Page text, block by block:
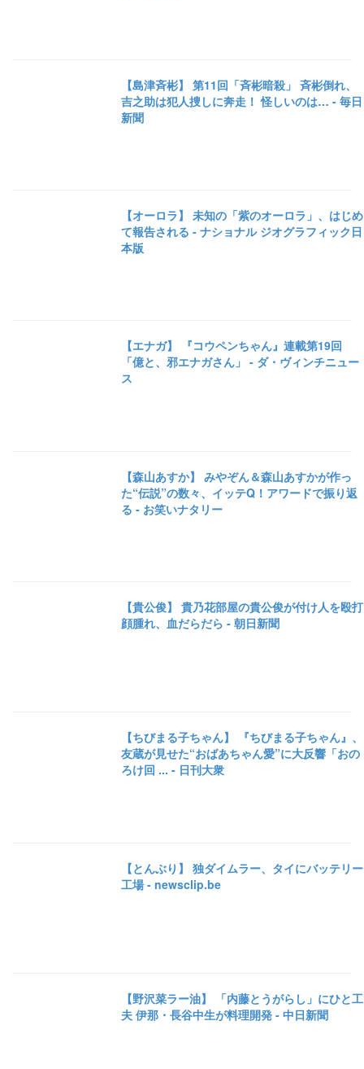
【島津斉彬】 第11回「斉彬暗殺」 斉彬倒れ、
吉之助は犯人捜しに奔走！ 怪しいのは… - 毎日
新聞
【オーロラ】 未知の「紫のオーロラ」、はじめ
て報告される - ナショナル ジオグラフィック日
本版
【エナガ】 『コウペンちゃん』連載第19回
「億と、邪エナガさん」 - ダ・ヴィンチニュー
ス
【森山あすか】 みやぞん＆森山あすかが作っ
た“伝説”の数々、イッテQ！アワードで振り返
る - お笑いナタリー
【貴公俊】 貴乃花部屋の貴公俊が付け人を殴打
顔腫れ、血だらだら - 朝日新聞
【ちびまる子ちゃん】 『ちびまる子ちゃん』、
友蔵が見せた“おばあちゃん愛”に大反響「おの
ろけ回 ... - 日刊大衆
【とんぶり】 独ダイムラー、タイにバッテリー
工場 - newsclip.be
【野沢菜ラー油】 「内藤とうがらし」にひと工
夫 伊那・長谷中生が料理開発 - 中日新聞